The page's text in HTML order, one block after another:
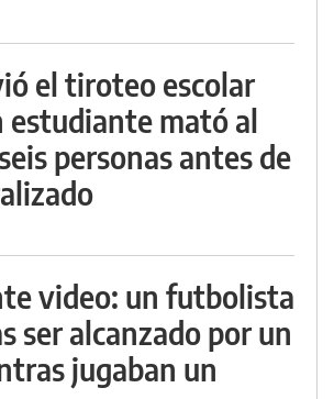
el tiroteo escolar
estudiante mató al
personas antes de
video: un futbolista
ser alcanzado por un
jugaban un